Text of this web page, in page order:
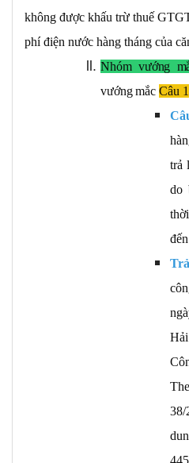
không được khấu trừ thuế
phí điện nước hàng tháng của
Nhóm vướng
vướng mắc Câu 1
trả
do